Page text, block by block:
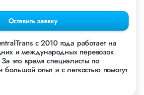
Оставить заявку
с 2010 года работает на
и международных перевозок
это время специалисты по
большой опыт и с легкостью помогут
в том числе Доски.